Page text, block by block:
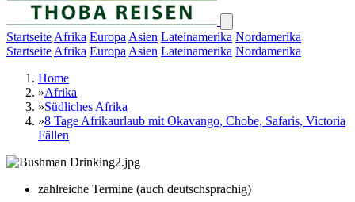
Startseite Afrika Europa Asien Lateinamerika Nordamerika
Startseite Afrika Europa Asien Lateinamerika Nordamerika
Home
»Afrika
»Südliches Afrika
»8 Tage Afrikaurlaub mit Okavango, Chobe, Safaris, Victoria
Fällen
zahlreiche Termine (auch deutschsprachig)